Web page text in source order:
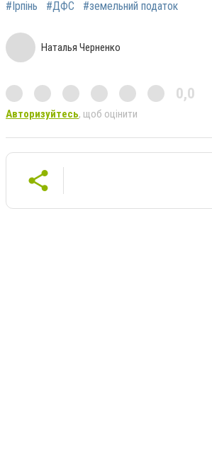
#Ірпінь #ДФС #земельний податок
Наталья Черненко
0,0
Авторизуйтесь, щоб оцінити